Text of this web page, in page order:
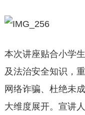
本次讲座贴合小学
及法治安全知识，
网络诈骗、杜绝未
大维度展开。宣讲